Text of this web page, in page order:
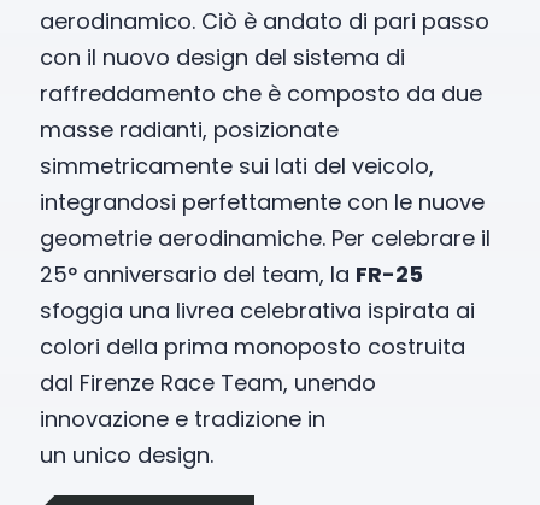
aerodinamico. Ciò è andato di pari passo
con il nuovo design del sistema di
raffreddamento che è composto da due
masse radianti, posizionate
simmetricamente sui lati del veicolo,
integrandosi perfettamente con le nuove
geometrie aerodinamiche. Per celebrare il
25° anniversario del team, la FR-25
sfoggia una livrea celebrativa ispirata ai
colori della prima monoposto costruita
dal Firenze Race Team, unendo
innovazione e tradizione in
un unico design.